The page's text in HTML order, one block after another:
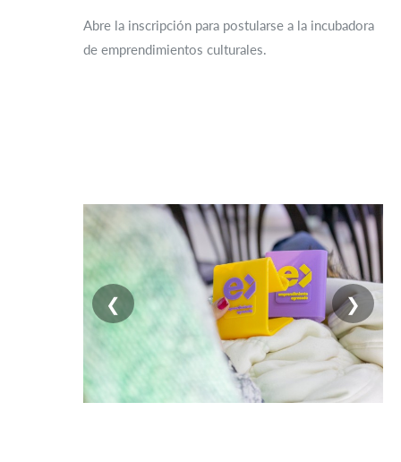
Abre la inscripción para postularse a la incubadora
de emprendimientos culturales.
❮ ❯